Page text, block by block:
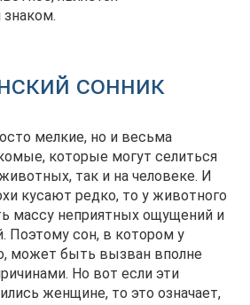
сонник
мелкие, но и весьма
которые могут селиться
так и на человеке. И
кусают редко, то у животного
массу неприятных ощущений и
Поэтому сон, в котором у
может быть вызван вполне
Но вот если эти
женщине, то это означает,